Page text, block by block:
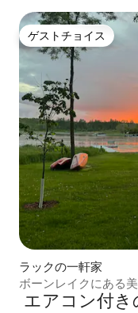
ゲストチョイス
ゲストチョイス
ラックの一軒家
ボーンレイクにある
エアコン付き